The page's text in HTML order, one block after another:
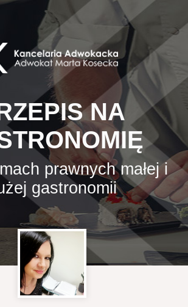
NA
prawnych małej i
gastronomii